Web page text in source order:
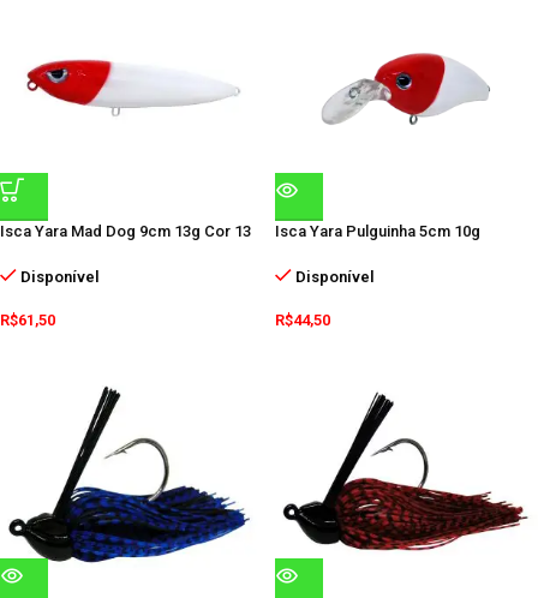
Isca Yara Mad Dog 9cm 13g Cor 13
Disponível
R$61,50
Isca Yara Pulguinha 5cm 10g
Disponível
R$44,50